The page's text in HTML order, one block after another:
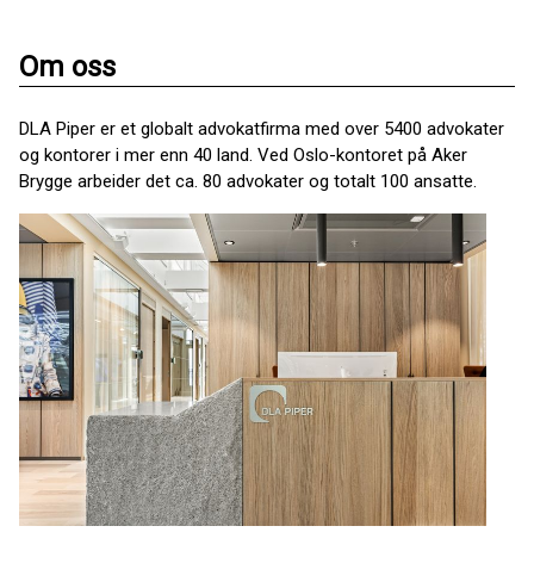
Om oss
DLA Piper er et globalt advokatfirma med over 5400 advokater
og kontorer i mer enn 40 land. Ved Oslo-kontoret på Aker
Brygge arbeider det ca. 80 advokater og totalt 100 ansatte.